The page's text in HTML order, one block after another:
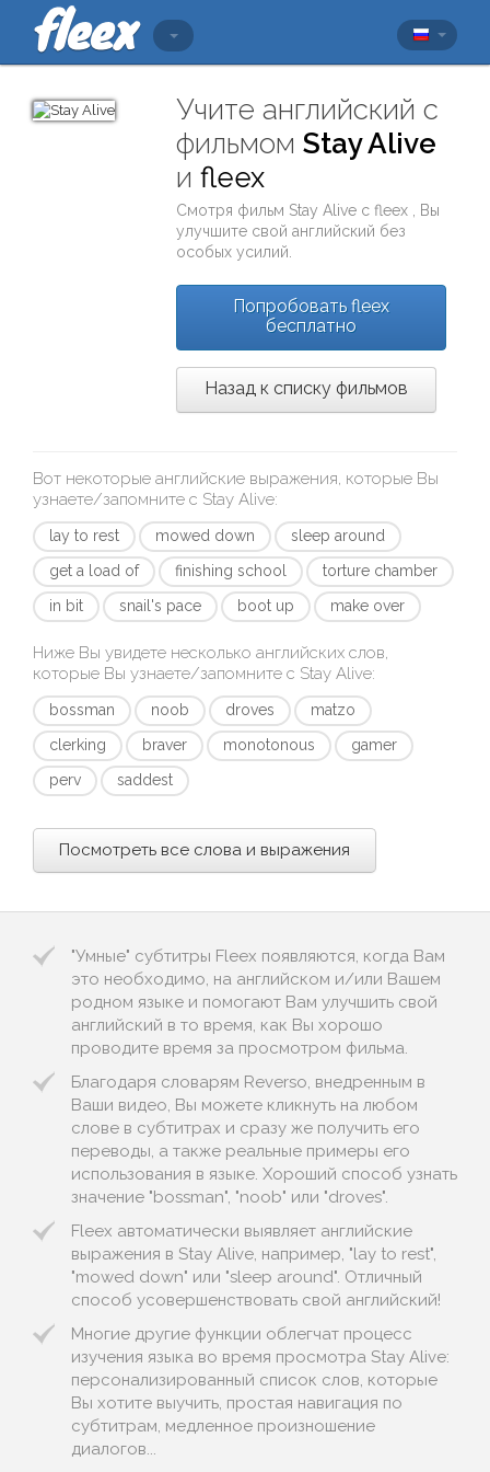
Учите английский с
фильмомStay Alive
иfleex
Смотря фильм Stay Alive сfleex
, Вы
улучшите свой английский без
особых усилий.
Попробовать fleex
бесплатно
Назад к списку фильмов
Вот некоторые английские выражения, которые Вы
узнаете/запомните с Stay Alive:
lay to rest mowed down
sleep around
get a load of
finishing school
torture chamber
in bit
snail's pace boot up make over
Ниже Вы увидете несколько английских слов,
которые Вы узнаете/запомните с Stay Alive:
bossman noob droves
matzo
clerking
braver monotonous
gamer
perv
saddest
Посмотреть все слова и выражения
"Умные" субтитры Fleex появляются, когда Вам
это необходимо, на английском и/или Вашем
родном языке и помогают Вам улучшить свой
английский в то время, как Вы хорошо
проводите время за просмотром фильма.
Благодаря словарям Reverso, внедренным в
Ваши видео, Вы можете кликнуть на любом
слове в субтитрах и сразу же получить его
переводы, а также реальные примеры его
использования в языке. Хороший способ узнать
значение "bossman", "noob" или "droves".
Fleex автоматически выявляет английские
выражения в Stay Alive, например, "lay to rest",
"mowed down" или "sleep around". Отличный
способ усовершенствовать свой английский!
Многие другие функции облегчат процесс
изучения языка во время просмотра Stay Alive:
персонализированный список слов, которые
Вы хотите выучить, простая навигация по
субтитрам, медленное произношение
диалогов...